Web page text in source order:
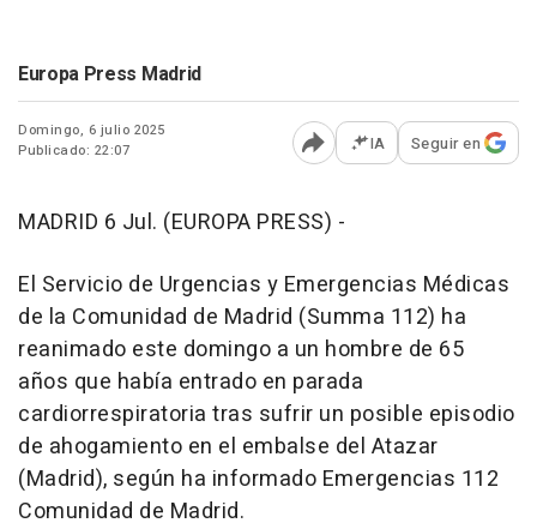
Europa Press Madrid
Domingo, 6 julio 2025
Publicado: 22:07
Abrir opciones para
IA Seguir en
MADRID 6 Jul. (EUROPA PRESS) -
El Servicio de Urgencias y Emergencias Médicas
de la Comunidad de Madrid (Summa 112) ha
reanimado este domingo a un hombre de 65
años que había entrado en parada
cardiorrespiratoria tras sufrir un posible episodio
de ahogamiento en el embalse del Atazar
(Madrid), según ha informado Emergencias 112
Comunidad de Madrid.